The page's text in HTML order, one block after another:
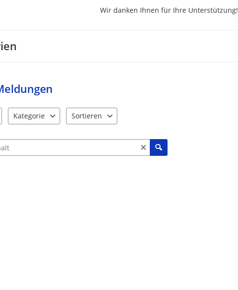
Wir danken Ihnen für Ihre Unterstützung!
Kategorie
Sortieren
Meldungen und Kommentaren